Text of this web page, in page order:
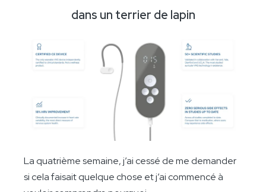
dans un terrier de lapin
La quatrième semaine, j’ai cessé de me demander
si cela faisait quelque chose et j’ai commencé à